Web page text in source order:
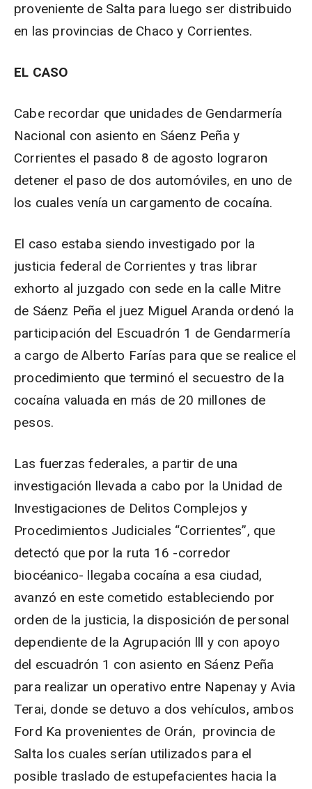
proveniente de Salta para luego ser distribuido
en las provincias de Chaco y Corrientes.
EL CASO
Cabe recordar que unidades de Gendarmería
Nacional con asiento en Sáenz Peña y
Corrientes el pasado 8 de agosto lograron
detener el paso de dos automóviles, en uno de
los cuales venía un cargamento de cocaína.
El caso estaba siendo investigado por la
justicia federal de Corrientes y tras librar
exhorto al juzgado con sede en la calle Mitre
de Sáenz Peña el juez Miguel Aranda ordenó la
participación del Escuadrón 1 de Gendarmería
a cargo de Alberto Farías para que se realice el
procedimiento que terminó el secuestro de la
cocaína valuada en más de 20 millones de
pesos.
Las fuerzas federales, a partir de una
investigación llevada a cabo por la Unidad de
Investigaciones de Delitos Complejos y
Procedimientos Judiciales “Corrientes”, que
detectó que por la ruta 16 -corredor
biocéanico- llegaba cocaína a esa ciudad,
avanzó en este cometido estableciendo por
orden de la justicia, la disposición de personal
dependiente de la Agrupación lll y con apoyo
del escuadrón 1 con asiento en Sáenz Peña
para realizar un operativo entre Napenay y Avia
Terai, donde se detuvo a dos vehículos, ambos
Ford Ka provenientes de Orán, provincia de
Salta los cuales serían utilizados para el
posible traslado de estupefacientes hacia la